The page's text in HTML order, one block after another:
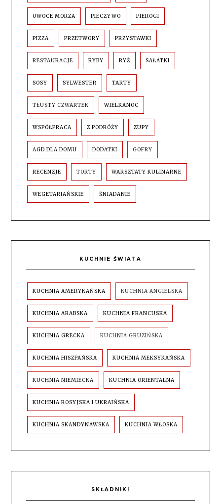
OWOCE MORZA PIECZYWO PIEROGI
PIZZA PRZETWORY PRZYSTAWKI
RESTAURACJE RYBY RYŻ SAŁATKI
SOSY SYLWESTER TARTY
TŁUSTY CZWARTEK WIELKANOC
WSPÓŁPRACA Z PODRÓŻY ZUPY
AGD DLA DOMU DODATKI GOFRY
RECENZJE TORTY WARSZTATY KULINARNE
WEGETARIAŃSKIE ŚNIADANIE
KUCHNIE ŚWIATA
KUCHNIA AMERYKAŃSKA KUCHNIA ANGIELSKA
KUCHNIA ARABSKA KUCHNIA FRANCUSKA
KUCHNIA GRECKA KUCHNIA GRUZIŃSKA
KUCHNIA HISZPAŃSKA KUCHNIA MEKSYKAŃSKA
KUCHNIA NIEMIECKA KUCHNIA ORIENTALNA
KUCHNIA ROSYJSKA I UKRAIŃSKA
KUCHNIA SKANDYNAWSKA KUCHNIA WŁOSKA
SKŁADNIKI